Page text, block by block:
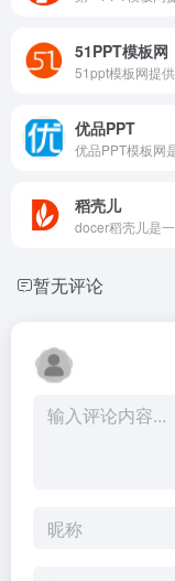
51PPT模板网
优品PPT
稻壳儿
暂无评论